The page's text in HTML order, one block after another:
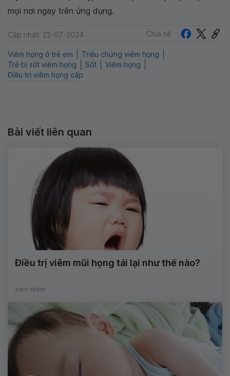
mọi nơi ngay trên ứng dụng.
Cập nhật: 22-07-2024 Chia sẻ
Viêm họng ở trẻ em
Triệu chứng viêm họng
Trẻ bị sốt viêm họng
Sốt
Viêm họng
Điều trị viêm họng cấp
Bài viết liên quan
Điều trị viêm mũi họng tái lại như thế nào?
Xem thêm